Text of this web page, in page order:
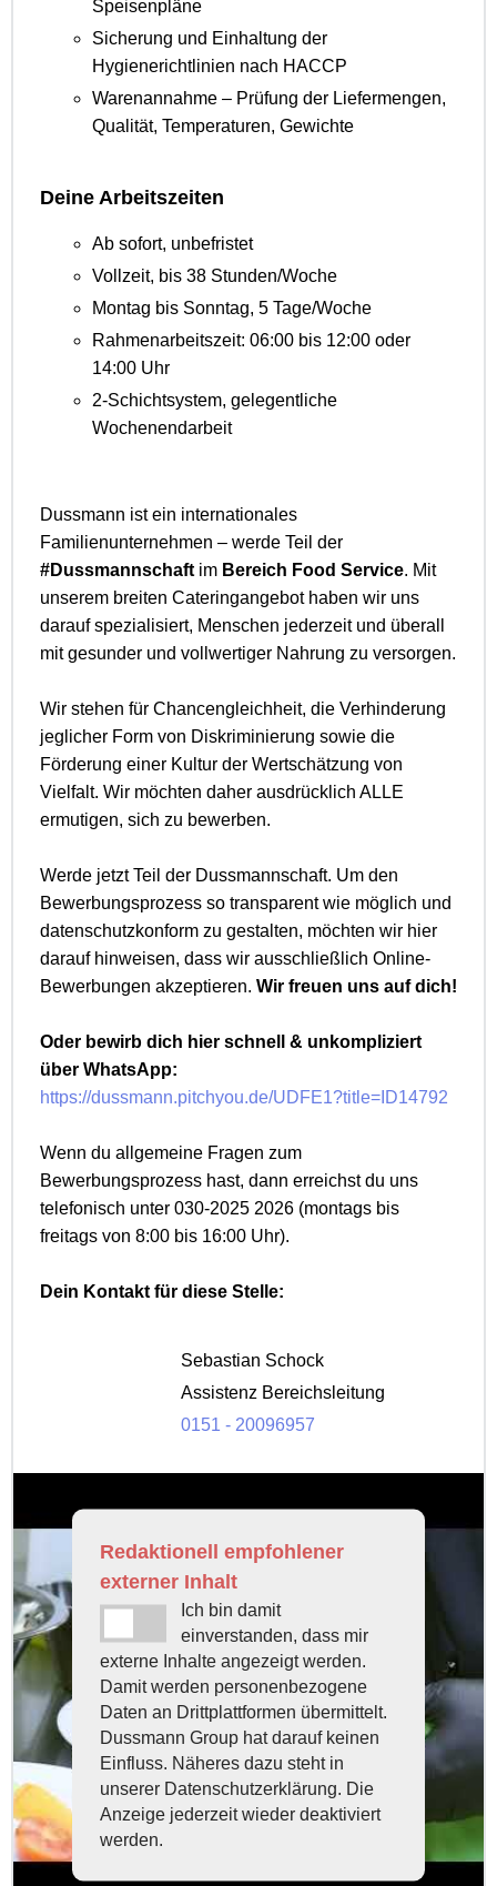
Speisenpläne
Sicherung und Einhaltung der
Hygienerichtlinien nach HACCP
Warenannahme – Prüfung der Liefermengen,
Qualität, Temperaturen, Gewichte
Deine Arbeitszeiten
Ab sofort, unbefristet
Vollzeit, bis 38 Stunden/Woche
Montag bis Sonntag, 5 Tage/Woche
Rahmenarbeitszeit: 06:00 bis 12:00 oder
14:00 Uhr
2-Schichtsystem, gelegentliche
Wochenendarbeit
Dussmann ist ein internationales
Familienunternehmen – werde Teil der
#Dussmannschaft im Bereich Food Service. Mit
unserem breiten Cateringangebot haben wir uns
darauf spezialisiert, Menschen jederzeit und überall
mit gesunder und vollwertiger Nahrung zu versorgen.
Wir stehen für Chancengleichheit, die Verhinderung
jeglicher Form von Diskriminierung sowie die
Förderung einer Kultur der Wertschätzung von
Vielfalt. Wir möchten daher ausdrücklich ALLE
ermutigen, sich zu bewerben.
Werde jetzt Teil der Dussmannschaft. Um den
Bewerbungsprozess so transparent wie möglich und
datenschutzkonform zu gestalten, möchten wir hier
darauf hinweisen, dass wir ausschließlich Online-
Bewerbungen akzeptieren. Wir freuen uns auf dich!
Oder bewirb dich hier schnell & unkompliziert
über WhatsApp:
https://dussmann.pitchyou.de/UDFE1?title=ID14792
Wenn du allgemeine Fragen zum
Bewerbungsprozess hast, dann erreichst du uns
telefonisch unter 030-2025 2026 (montags bis
freitags von 8:00 bis 16:00 Uhr).
Dein Kontakt für diese Stelle:
Sebastian Schock
Assistenz Bereichsleitung
0151 - 20096957
Redaktionell empfohlener
externer Inhalt
Ich bin damit
einverstanden, dass mir
externe Inhalte angezeigt werden.
Damit werden personenbezogene
Daten an Drittplattformen übermittelt.
Dussmann Group hat darauf keinen
Einfluss. Näheres dazu steht in
unserer Datenschutzerklärung. Die
Anzeige jederzeit wieder deaktiviert
werden.